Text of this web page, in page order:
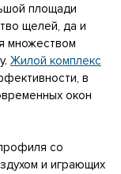
площади
щелей, да и
множеством
Жилой комплекс
в
окон
со
и играющих